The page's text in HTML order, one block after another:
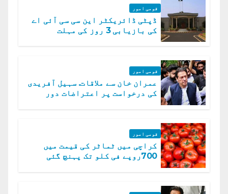
قومی امور
ڈپٹی ڈائریکٹر این سی سی آئی اے
کی بازیابی 3 روز کی مہلت
قومی امور
عمران خان سے ملاقات. سہیل آفریدی
کی درخواست پر اعتراضات دور
قومی امور
کراچی میں ٹماٹر کی قیمت میں
700روپے فی کلو تک پہنچ گئی